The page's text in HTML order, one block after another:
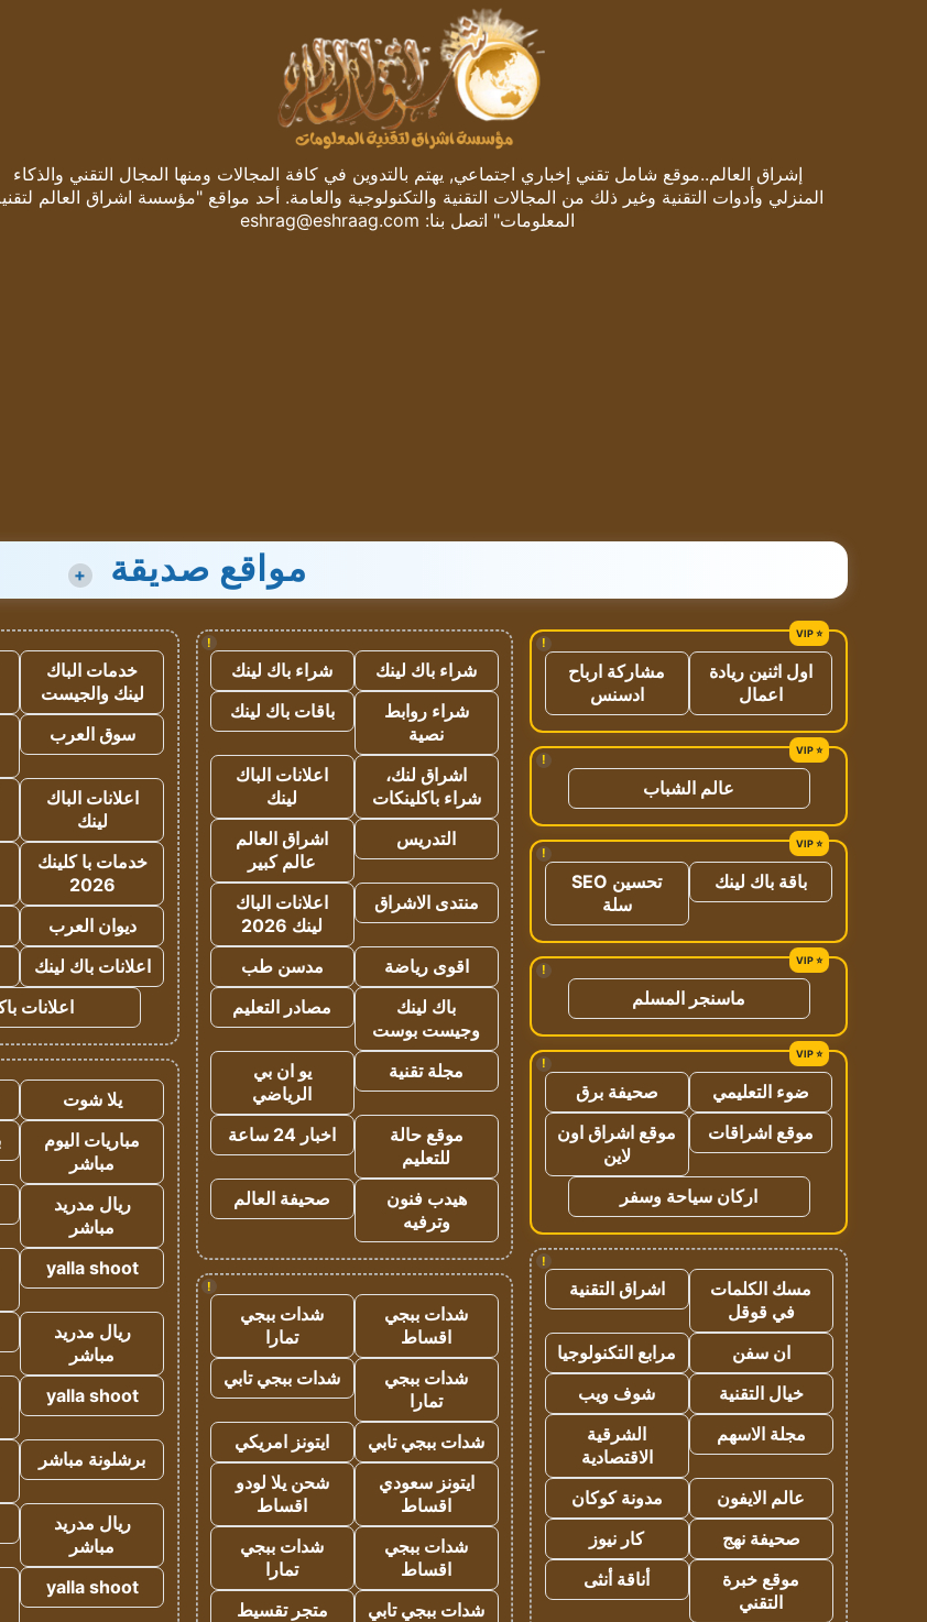
إشراق العالم..موقع شامل تقني إخباري اجتماعي, يهتم بالتدوين في كافة المجالات ومنها المجال التقني والذكاء
المنزلي وأدوات التقنية وغير ذلك من المجالات التقنية والتكنولوجية والعامة. أحد مواقع "مؤسسة اشراق العالم
المعلومات" اتصل بنا: eshrag@eshraag.com
مواقع صديقة +
!
اول اثنين ريادة
اعمال
مشاركة ارباح
ادسنس
!
عالم الشباب
!
باقة باك لينك
تحسين SEO
سلة
!
ماسنجر المسلم
!
ضوء التعليمي
صحيفة برق
موقع اشراقات
موقع اشراق اون
لاين
اركان سياحة وسفر
!
مسك الكلمات
في قوقل
اشراق التقنية
ان سفن
مرابع التكنولوجيا
خيال التقنية
شوف ويب
مجلة الاسهم
الشرقية
الاقتصادية
عالم الايفون
مدونة كوكان
صحيفة نهج
كار نيوز
موقع خبرة
التقني
أناقة أنثى
!
شراء باك لينك
شراء باك لينك
شراء روابط
نصية
باقات باك لينك
اشراق لنك،
شراء باكلينكات
اعلانات الباك
لينك
التدريس
اشراق العالم
عالم كبير
منتدى الاشراق
اعلانات الباك
لينك 2026
اقوى رياضة
مدسن طب
باك لينك
وجيست بوست
مصادر التعليم
مجلة تقنية
يو ان بي
الرياضي
موقع حالة
للتعليم
اخبار 24 ساعة
هيدب فنون
وترفيه
صحيفة العالم
!
شدات ببجي
اقساط
شدات ببجي
تمارا
شدات ببجي
تمارا
شدات ببجي تابي
شدات ببجي تابي
ايتونز امريكي
ايتونز سعودي
اقساط
شحن يلا لودو
اقساط
شدات ببجي
اقساط
شدات ببجي
تمارا
شدات ببجي تابي
متجر تقسيط
خدمات الباك
لينك والجيست
سوق العرب
اعلانات الباك
لينك
خدمات با كلينك
2026
ديوان العرب
اعلانات باك لينك
اعلانات
يلا شوت
مباريات اليوم
مباشر
ريال مدريد
مباشر
yalla shoot
ريال مدريد
مباشر
yalla shoot
برشلونة مباشر
ريال مدريد
مباشر
yalla shoot